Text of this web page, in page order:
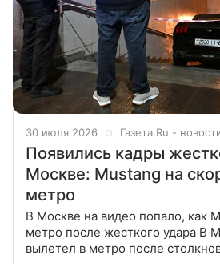
30 июля 2026 Газета.Ru -
Появились кадры
Москве: Mustang на
метро
В Москве на видео попало, как
метро после жесткого удара В
вылетел в метро после